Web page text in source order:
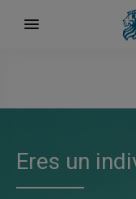
Eres un